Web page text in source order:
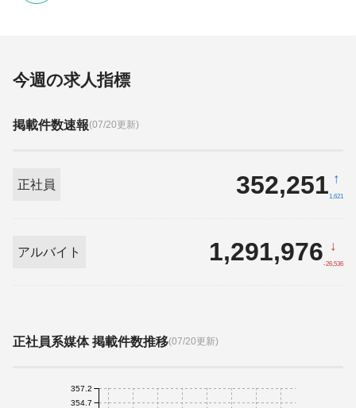
今週の求人指標
掲載件数速報(07/20更新)
正社員 352,251 ↑
1,621
アルバイト 1,291,976 ↓
-26,536
正社員系媒体 掲載件数推移(07/20更新)
354.7
357.2